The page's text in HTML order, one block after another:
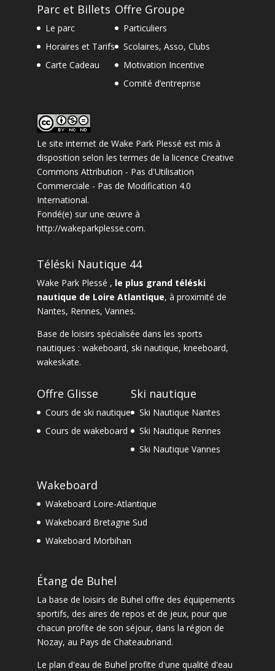
Parc et Billets
Le parc
Horaires et Tarifs
Carte Cadeau
Offre Groupe
Particuliers
Scolaires, Asso, Clubs
Motivation Incentive
Comité d’entreprise
Le site internetde Wake Park Plessé est mis à
disposition selon les termes de la licence Creative
Commons Attribution - Pas d'Utilisation
Commerciale - Pas de Modification 4.0
International.
Fondé(e) sur une œuvre à
http://wakeparkplesse.com.
Téléski Nautique 44
Wake Park Plessé , le plus grand téléski
nautique de Loire Atlantique, à proximité de
Nantes, Rennes, Vannes.
Base de loisirs spécialisée dans les sports
nautiques : wakeboard, ski nautique, kneeboard,
wakeskate.
Offre Glisse
Cours de ski nautique
Cours de wakeboard
Ski nautique
Ski Nautique Nantes
Ski Nautique Rennes
Ski Nautique Vannes
Wakeboard
Wakeboard Loire-Atlantique
Wakeboard Bretagne Sud
Wakeboard Morbihan
Étang de Buhel
La base de loisirs de Buhel offre des équipements
sportifs, des aires de repos et de jeux, pour que
chacun profite de son séjour, dans la région de
Nozay, au Pays de Chateaubriand.
Le plan d'eau de Buhel profite d'une qualité d'eau